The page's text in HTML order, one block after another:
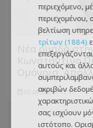
Νέα ομάδα
Κωνσταντίνο
Ομόνοια,
05.08.2026 - 17:17
περιεχόμενο,
περιεχομένου,
βελτίωση
τρίτων (1884)
αυτούς και
ακριβών
σας ισχύουν
ιστότοπο.